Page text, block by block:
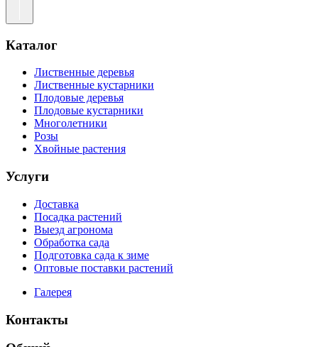
Каталог
Лиственные деревья
Лиственные кустарники
Плодовые деревья
Плодовые кустарники
Многолетники
Розы
Хвойные растения
Услуги
Доставка
Посадка растений
Выезд агронома
Обработка сада
Подготовка сада к зиме
Оптовые поставки растений
Галерея
Контакты